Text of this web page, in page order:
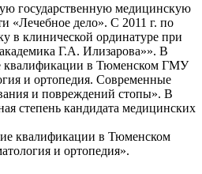
государственную медицинскую
«Лечебное дело». С 2011 г. по
в клинической ординатуре при
Г.А. Илизарова»». В
квалификации в Тюменском ГМУ
и ортопедия. Современные
и повреждений стопы». В
степень кандидата медицинских
квалификации в Тюменском
и ортопедия».